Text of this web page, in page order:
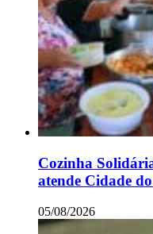
Cozinha
atende Cidade
05/08/2026